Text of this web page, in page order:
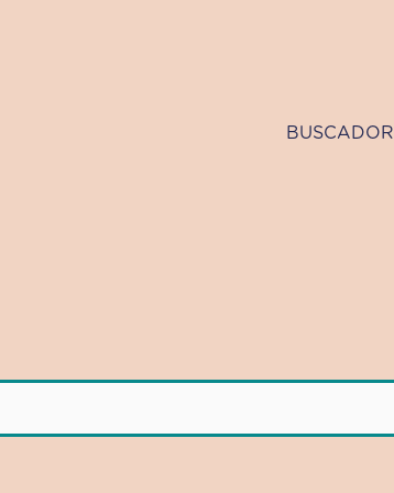
BUSCADOR